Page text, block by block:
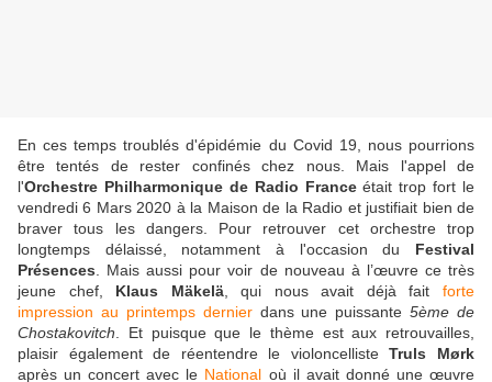
En ces temps troublés d'épidémie du Covid 19, nous pourrions
être tentés de rester confinés chez nous. Mais l'appel de
l'Orchestre Philharmonique de Radio Franceétait trop fort le
vendredi 6 Mars 2020 à la Maison de la Radio et justifiait bien de
braver tous les dangers. Pour retrouver cet orchestre trop
longtemps délaissé, notamment à l'occasion du Festival
Présences . Mais aussi pour voir de nouveau à l’œuvre ce très
jeune chef, Klaus Mäkelä, qui nous avait déjà faitforte
impression au printemps dernierdans une puissante5ème de
Chostakovitch . Et puisque que le thème est aux retrouvailles,
plaisir également de réentendre le violoncellisteTruls Mørk
après un concert avec le National où il avait donné une œuvre